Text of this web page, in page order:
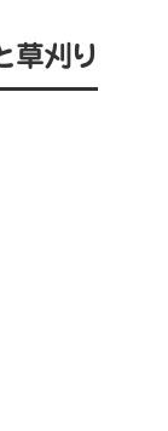
草刈り